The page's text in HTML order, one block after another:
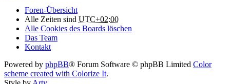
Foren-Übersicht
Alle Zeiten sind UTC+02:00
Alle Cookies des Boards löschen
Das Team
Kontakt
Powered by phpBB® Forum Software © phpBB Limited Color
scheme created with Colorize It.